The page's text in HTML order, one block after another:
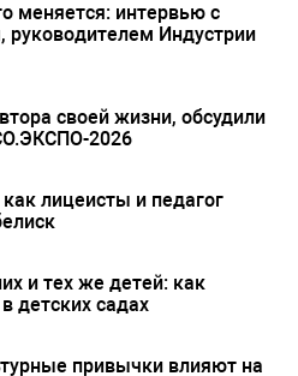
меняется: интервью с
Индустрии
своей жизни, обсудили
2026
лицеисты и педагог
и тех же детей: как
детских садах
привычки влияют на